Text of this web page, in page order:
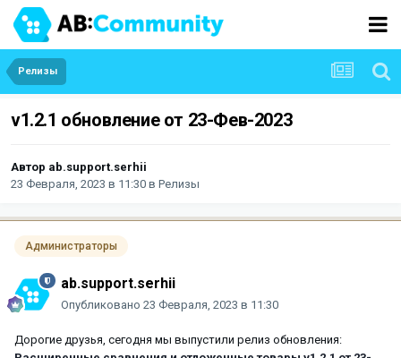
Релизы
v1.2.1 обновление от 23-Фев-2023
Автор ab.support.serhii
23 Февраля, 2023 в 11:30 в Релизы
Администраторы
ab.support.serhii
Опубликовано 23 Февраля, 2023 в 11:30
Дорогие друзья, сегодня мы выпустили релиз обновления: